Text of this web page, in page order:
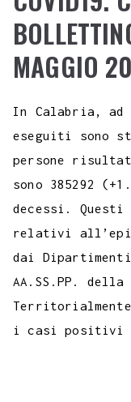
MAGGIO
In Calabria,
eseguiti sono
persone
sono 385292
decessi.
relativi
dai
AA.SS.PP. della
i casi positivi